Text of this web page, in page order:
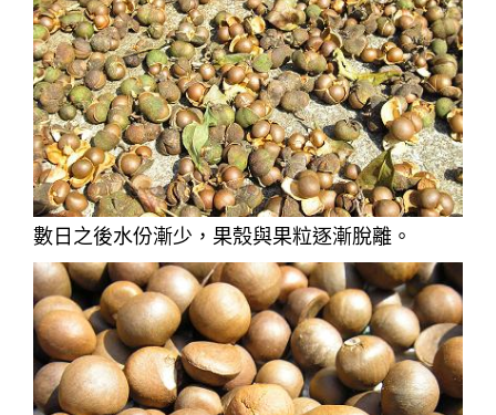
數日之後水份漸少，果殼與果粒逐漸脫離。